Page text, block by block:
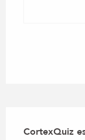
CortexQuiz